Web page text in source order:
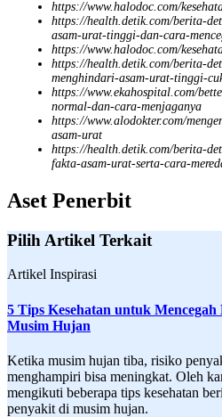
https://www.halodoc.com/
https://health.detik.com/berita-
asam-urat-tinggi-dan-cara-
https://www.halodoc.com/
https://health.detik.com/berita-
menghindari-asam-urat-tinggi-
https://www.ekahospital.com/
normal-dan-cara-menjaganya
https://www.alodokter.com/
asam-urat
https://health.detik.com/berita-
fakta-asam-urat-serta-cara-
Aset Penerbit
Pilih Artikel Terkait
Artikel Inspirasi
5 Tips Kesehatan untuk
Musim Hujan
Ketika musim hujan tiba, risiko
menghampiri bisa meningkat. Oleh
mengikuti beberapa tips kesehatan
penyakit di musim hujan.